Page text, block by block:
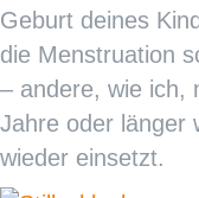
Geburt deines
die Menstruation
– andere, wie ich,
Jahre oder länger
wieder einsetzt.